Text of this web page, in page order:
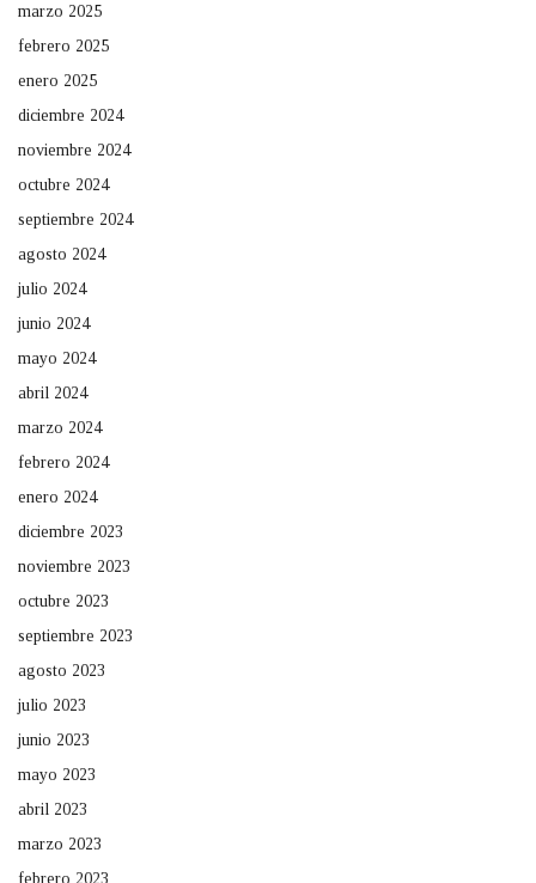
marzo 2025
febrero 2025
enero 2025
diciembre 2024
noviembre 2024
octubre 2024
septiembre 2024
agosto 2024
julio 2024
junio 2024
mayo 2024
abril 2024
marzo 2024
febrero 2024
enero 2024
diciembre 2023
noviembre 2023
octubre 2023
septiembre 2023
agosto 2023
julio 2023
junio 2023
mayo 2023
abril 2023
marzo 2023
febrero 2023